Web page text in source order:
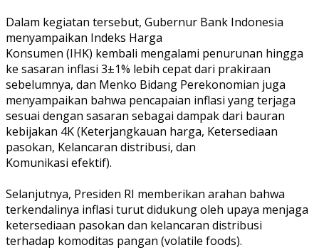
Dalam kegiatan tersebut, Gubernur Bank Indonesia
menyampaikan Indeks Harga
Konsumen (IHK) kembali mengalami penurunan hingga
ke sasaran inflasi 3±1% lebih cepat dari prakiraan
sebelumnya, dan Menko Bidang Perekonomian juga
menyampaikan bahwa pencapaian inflasi yang terjaga
sesuai dengan sasaran sebagai dampak dari bauran
kebijakan 4K (Keterjangkauan harga, Ketersediaan
pasokan, Kelancaran distribusi, dan
Komunikasi efektif).
Selanjutnya, Presiden RI memberikan arahan bahwa
terkendalinya inflasi turut didukung oleh upaya menjaga
ketersediaan pasokan dan kelancaran distribusi
terhadap komoditas pangan (volatile foods).